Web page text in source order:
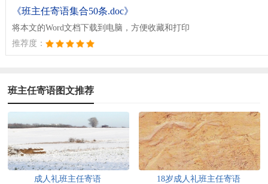
《班主任寄语集合50条.doc》
将本文的Word文档下载到电脑，方便收藏和打印
推荐度：
班主任寄语图文推荐
成人礼班主任寄语 18岁成人礼班主任寄语